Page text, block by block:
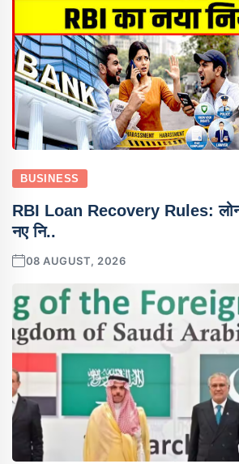
BUSINESS
RBI Loan Recovery Rules: लोन
नए नि..
08 AUGUST, 2026